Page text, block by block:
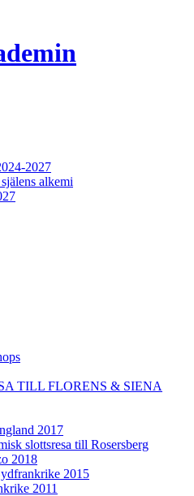
2027
alkemi
TILL FLORENS & SIENA
2017
slottsresa till Rosersberg
2018
2015
2011